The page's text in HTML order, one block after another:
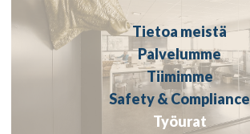
Tietoa meistä
Palvelumme
Tiimimme
Safety & Compliance
Työurat